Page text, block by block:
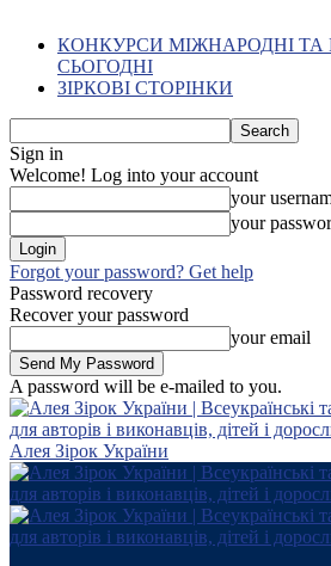
КОНКУРСИ МІЖНАРОДНІ ТА
СЬОГОДНІ
ЗІРКОВІ СТОРІНКИ
Sign in
Welcome! Log into your account
your
your
Forgot your password? Get help
Password recovery
Recover your password
your email
A password will be e-mailed to you.
Алея Зірок України